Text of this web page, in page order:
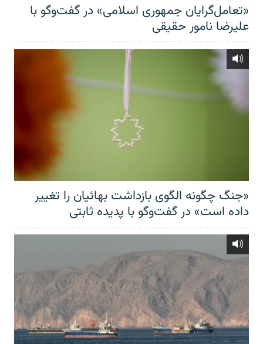
«تعامل‌گرایان جمهوری اسلامی» در گفت‌وگو با
علیرضا نامور حقیقی
«جنگ چگونه الگوی بازداشت بهائیان را تغییر
داده است» در گفت‌وگو با پدیده ثابتی